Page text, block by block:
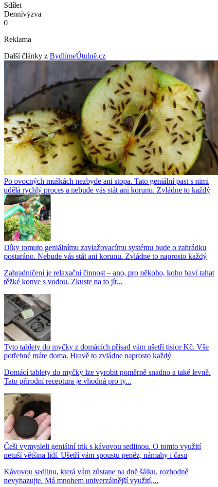
Sdílet
Dennívýzva
0
Reklama
Další články z BydlímeÚtulně.cz
Po ovocných muškách nezbyde ani stopa. Tato geniální past s nimi
udělá rychlý proces a nebude vás stát ani korunu. Zvládne to každý
Díky tomuto geniálnímu zavlažovacímu systému bude o zahrádku
postaráno. Nebude vás stát ani korunu. Zvládne to naprosto každý
Zahradničení je relaxační činnost – ano, pro někoho, koho baví tahat
těžké konve s vodou. Zkuste na to jít...
Tyto tablety do myčky z domácích přísad vám ušetří tisíce Kč. Vše
potřebné máte doma. Hravě to zvládne naprosto každý
Domácí tablety do myčky lze vyrobit poměrně snadno a také levně.
Tato přírodní receptura je vhodná pro ty...
Češi vymysleli geniální trik s kávovou sedlinou. O tomto využití
netuší většina lidí. Ušetří vám spoustu peněz, námahy i času
Kávovou sedlinu, která vám zůstane na dně šálku, rozhodně
nevyhazujte. Má mnohem univerzálnější využití,...